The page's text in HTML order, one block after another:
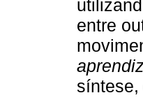
entre